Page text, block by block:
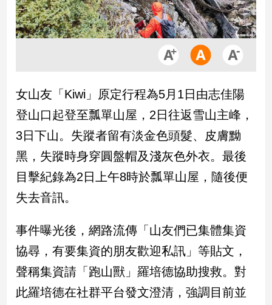
品
政
治
政
治
焦
品
觀
民
調
國
會
點
女山友「Kiwi」原定行程為5月1日由志佳陽
登山口起登至瓢單山屋，2日往返雪山主峰，
3日下山。失蹤者留有淡金色頭髮、皮膚黝
黑，失蹤時身穿圓盤帽及淺灰色外衣。最後
目擊紀錄為2日上午8時於瓢單山屋，隨後便
失去音訊。
事件曝光後，網路流傳「山友們已集體集資
協尋，有要集資的朋友歡迎私訊」等貼文，
聲稱集資請「跑山獸」羅培德協助搜救。對
此羅培德在社群平台發文澄清，強調目前並